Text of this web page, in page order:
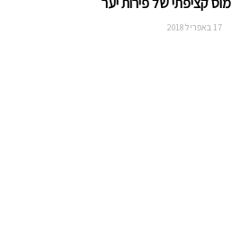
17 באפריל 2018